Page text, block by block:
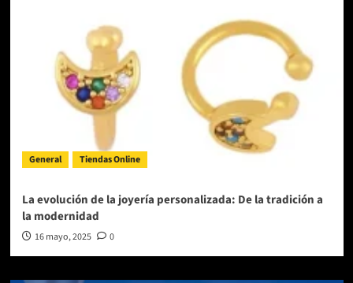
General Tiendas Online
La evolución de la joyería personalizada: De la tradición a
la modernidad
16 mayo, 2025 0